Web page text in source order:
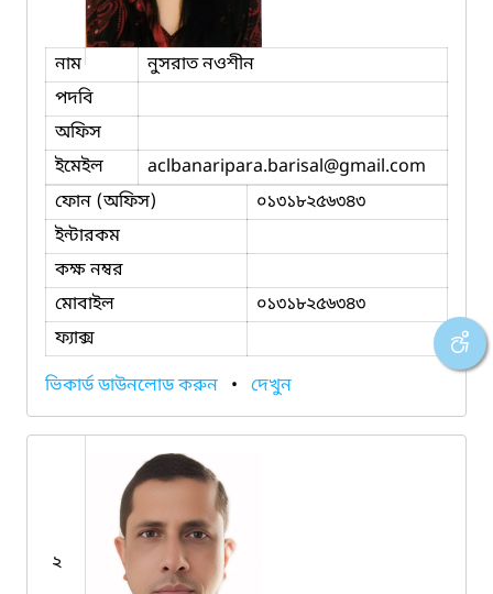
নাম
নুসরাত নওশীন
পদবি
অফিস
ইমেইল
aclbanaripara.barisal@gmail.com
ফোন (অফিস)
০১৩১৮২৫৬৩৪৩
ইন্টারকম
কক্ষ নম্বর
মোবাইল
০১৩১৮২৫৬৩৪৩
ফ্যাক্স
ভিকার্ড ডাউনলোড করুন • দেখুন
২